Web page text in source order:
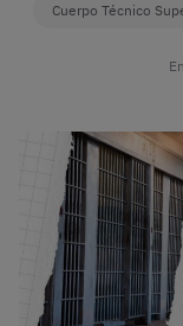
Cuerpo Técnico